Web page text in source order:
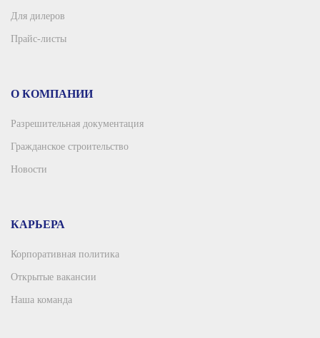
Для дилеров
Прайс-листы
О КОМПАНИИ
Разрешительная документация
Гражданское строительство
Новости
КАРЬЕРА
Корпоративная политика
Открытые вакансии
Наша команда